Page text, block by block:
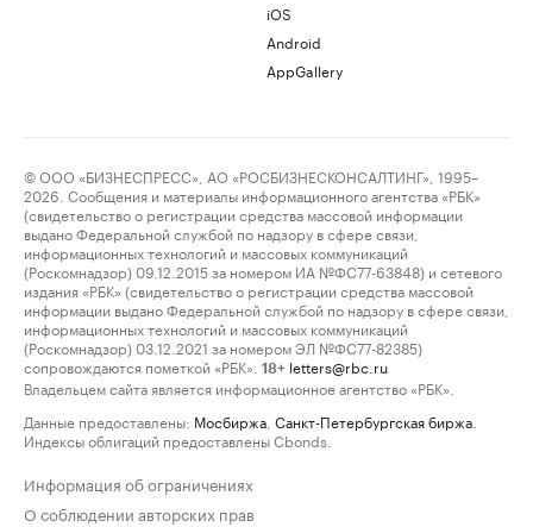
iOS
Android
AppGallery
© ООО «БИЗНЕСПРЕСС», АО «РОСБИЗНЕСКОНСАЛТИНГ», 1995–
2026. Сообщения и материалы информационного агентства «РБК»
(свидетельство о регистрации средства массовой информации
выдано Федеральной службой по надзору в сфере связи,
информационных технологий и массовых коммуникаций
(Роскомнадзор) 09.12.2015 за номером ИА №ФС77-63848) и сетевого
издания «РБК» (свидетельство о регистрации средства массовой
информации выдано Федеральной службой по надзору в сфере связи,
информационных технологий и массовых коммуникаций
(Роскомнадзор) 03.12.2021 за номером ЭЛ №ФС77-82385)
сопровождаются пометкой «РБК».
18+ letters@rbc.ru
Владельцем сайта является информационное агентство «РБК».
Данные предоставлены: Мосбиржа Санкт-Петербургская биржа
Индексы облигаций предоставлены Cbonds.
Информация об ограничениях
О соблюдении авторских прав